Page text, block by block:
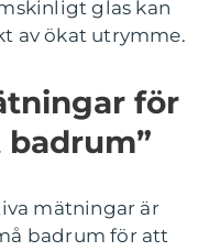
glas kan
av ökat utrymme.
för
mätningar är
badrum för att